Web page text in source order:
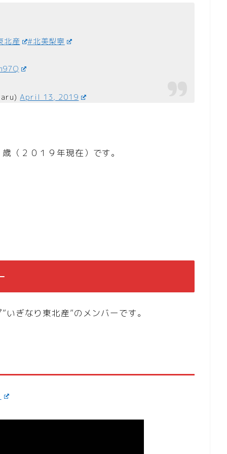
北産 #北美梨寧
April 13, 2019
（２０１９年現在）です。
ぎなり東北産”のメンバーです。